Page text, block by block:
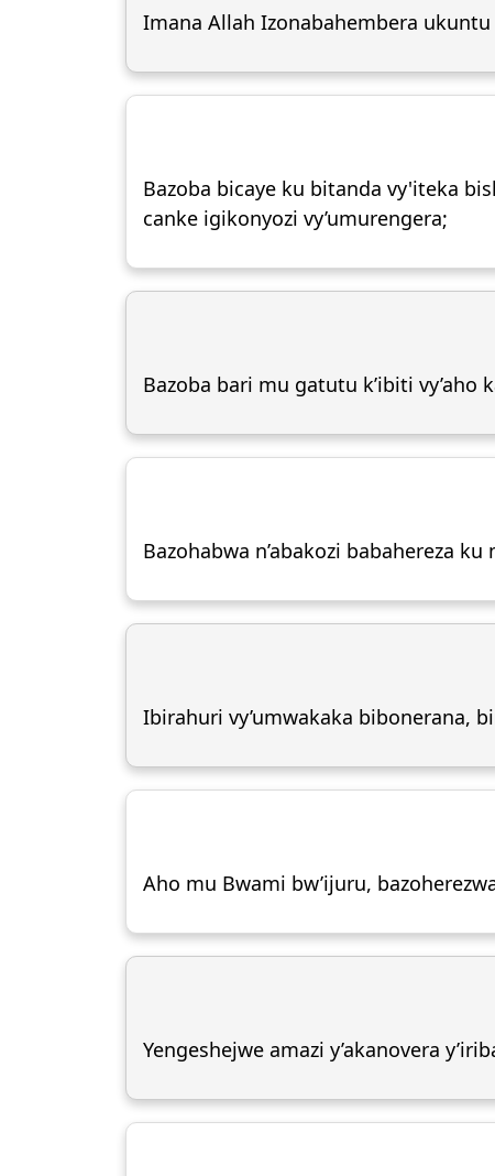
Imana Allah Izonabahembera ukuntu
Bazoba bicaye ku bitanda vy'iteka
canke igikonyozi vy’umurengera;
Bazoba bari mu gatutu k’ibiti
Bazohabwa n’abakozi babahereza
Ibirahuri vy’umwakaka bibonerana,
Aho mu Bwami bw’ijuru,
Yengeshejwe amazi y’akanovera